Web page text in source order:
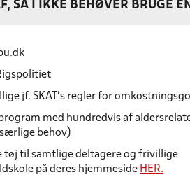
SÅ I IKKE BEHØVER BRUGE
jf. SKAT’s regler for
med hundredvis af
behov)
tøj til samtlige deltagere og frivillige
på deres hjemmeside HER.